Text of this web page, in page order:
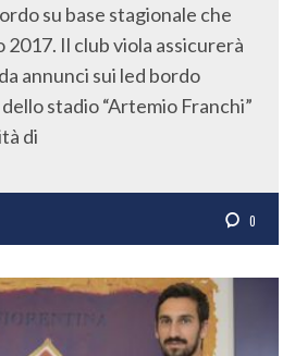
su base stagionale che
Il club viola assicurerà
annunci sui led bordo
stadio “Artemio Franchi”
di
0